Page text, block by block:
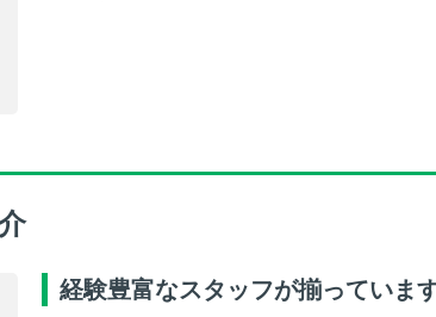
経験豊富なスタッフが揃っていま